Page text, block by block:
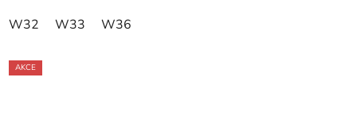
W32 W33 W36
AKCE